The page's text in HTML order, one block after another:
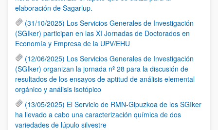
elaboración de Sagarlup.
(31/10/2025) Los Servicios Generales de Investigación
(SGIker) participan en las XI Jornadas de Doctorados en
Economía y Empresa de la UPV/EHU
(12/06/2025) Los Servicios Generales de Investigación
(SGIker) organizan la jornada nº 28 para la discusión de
resultados de los ensayos de aptitud de análisis elemental
orgánico y análisis isotópico
(13/05/2025) El Servicio de RMN-Gipuzkoa de los SGIker
ha llevado a cabo una caracterización química de dos
variedades de lúpulo silvestre